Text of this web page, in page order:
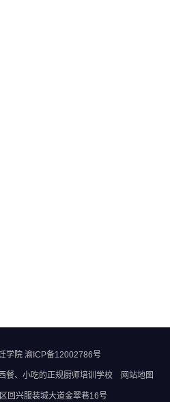
学院 渝ICP备12002786号
餐、小吃的正规厨师培训学校 网站地图
回兴服装城大道金翠巷16号